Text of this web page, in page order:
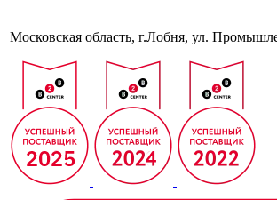
Московская область, г.Лобня, ул.